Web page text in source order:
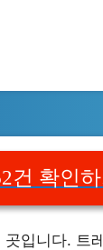
건 확인하
입니다. 트